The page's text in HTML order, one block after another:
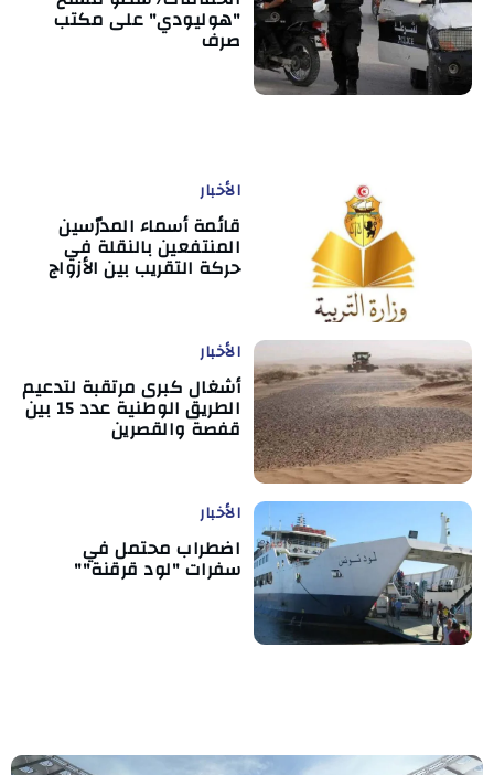
"هوليودي" على مكتب
صرف
الأخبار
قائمة أسماء المدرّسين
المنتفعين بالنقلة في
حركة التقريب بين الأزواج
الأخبار
أشغال كبرى مرتقبة لتدعيم
الطريق الوطنية عدد 15 بين
قفصة والقصرين
الأخبار
اضطراب محتمل في
سفرات "لود قرقنة""